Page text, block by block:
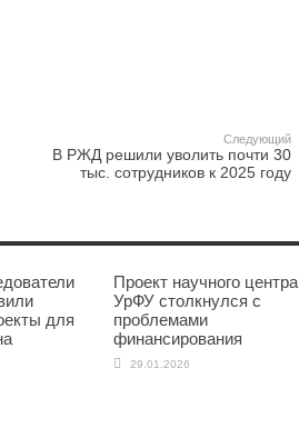
Следующий
В РЖД решили уволить почти 30
тыс. сотрудников к 2025 году
для
Проект научного центра
УрФУ столкнулся с
проблемами
финансирования
29.01.2026